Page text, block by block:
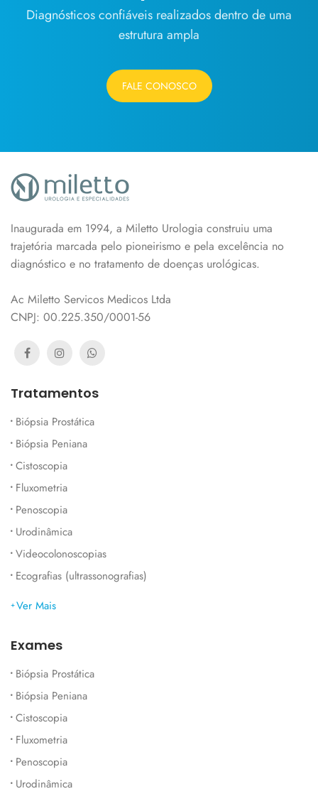
Diagnósticos confiáveis realizados dentro de uma
estrutura ampla
FALE CONOSCO
Inaugurada em 1994, a Miletto Urologia construiu uma
trajetória marcada pelo pioneirismo e pela excelência no
diagnóstico e no tratamento de doenças urológicas.
Ac Miletto Servicos Medicos Ltda
CNPJ: 00.225.350/0001-56
Tratamentos
Biópsia Prostática
Biópsia Peniana
Cistoscopia
Fluxometria
Penoscopia
Urodinâmica
Videocolonoscopias
Ecografias (ultrassonografias)
Ver Mais
Exames
Biópsia Prostática
Biópsia Peniana
Cistoscopia
Fluxometria
Penoscopia
Urodinâmica